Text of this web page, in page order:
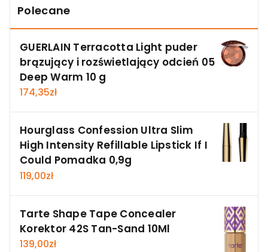
Polecane
GUERLAIN Terracotta Light puder
brązujący i rozświetlający odcień 05
Deep Warm 10 g
174,35zł
Hourglass Confession Ultra Slim
High Intensity Refillable Lipstick If I
Could Pomadka 0,9g
119,00zł
Tarte Shape Tape Concealer
Korektor 42S Tan-Sand 10Ml
139,00zł